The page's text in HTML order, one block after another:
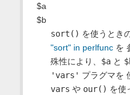
$a
$b
sort() を使うとき
"sort" in perlfuncを
殊性により、 $aと
'vars' プラグマを
vars や our() を使